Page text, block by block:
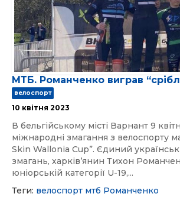
МТБ. Романченко виграв
велоспорт
10 квітня 2023
В бельгійському місті Варнант 9
міжнародні змагання з велоспорту
Skin Wallonia Cup”. Єдиний
змагань, харків’янин Тихон
юніорській категорії U-19,...
Теги: велоспорт мтб Романченко